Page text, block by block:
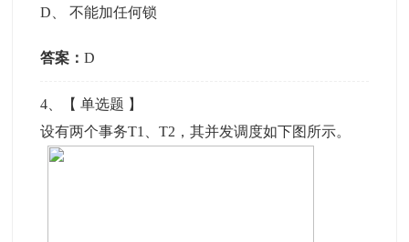
D 、不能加任何锁
答案：D
4 、【单选题 】
设有两个事务T1、T2，其并发调度如下图所示。